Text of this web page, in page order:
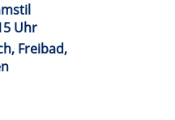
Uhr
Freibad,